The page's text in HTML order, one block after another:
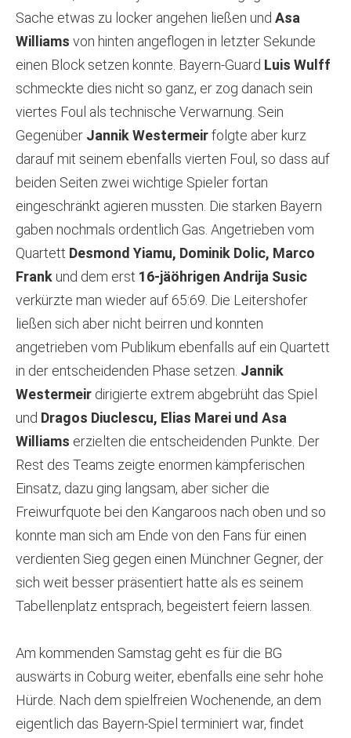
Sache etwas zu locker angehen ließen und Asa
Williams von hinten angeflogen in letzter Sekunde
einen Block setzen konnte. Bayern-Guard Luis Wulff
schmeckte dies nicht so ganz, er zog danach sein
viertes Foul als technische Verwarnung. Sein
Gegenüber Jannik Westermeirfolgte aber kurz
darauf mit seinem ebenfalls vierten Foul, so dass auf
beiden Seiten zwei wichtige Spieler fortan
eingeschränkt agieren mussten. Die starken Bayern
gaben nochmals ordentlich Gas. Angetrieben vom
Quartett Desmond Yiamu, Dominik Dolic, Marco
Frank und dem erst 16-jäöhrigen Andrija Susic
verkürzte man wieder auf 65:69. Die Leitershofer
ließen sich aber nicht beirren und konnten
angetrieben vom Publikum ebenfalls auf ein Quartett
in der entscheidenden Phase setzen. Jannik
Westermeir dirigierte extrem abgebrüht das Spiel
und Dragos Diuclescu, Elias Marei und Asa
Williams erzielten die entscheidenden Punkte. Der
Rest des Teams zeigte enormen kämpferischen
Einsatz, dazu ging langsam, aber sicher die
Freiwurfquote bei den Kangaroos nach oben und so
konnte man sich am Ende von den Fans für einen
verdienten Sieg gegen einen Münchner Gegner, der
sich weit besser präsentiert hatte als es seinem
Tabellenplatz entsprach, begeistert feiern lassen.
Am kommenden Samstag geht es für die BG
auswärts in Coburg weiter, ebenfalls eine sehr hohe
Hürde. Nach dem spielfreien Wochenende, an dem
eigentlich das Bayern-Spiel terminiert war, findet